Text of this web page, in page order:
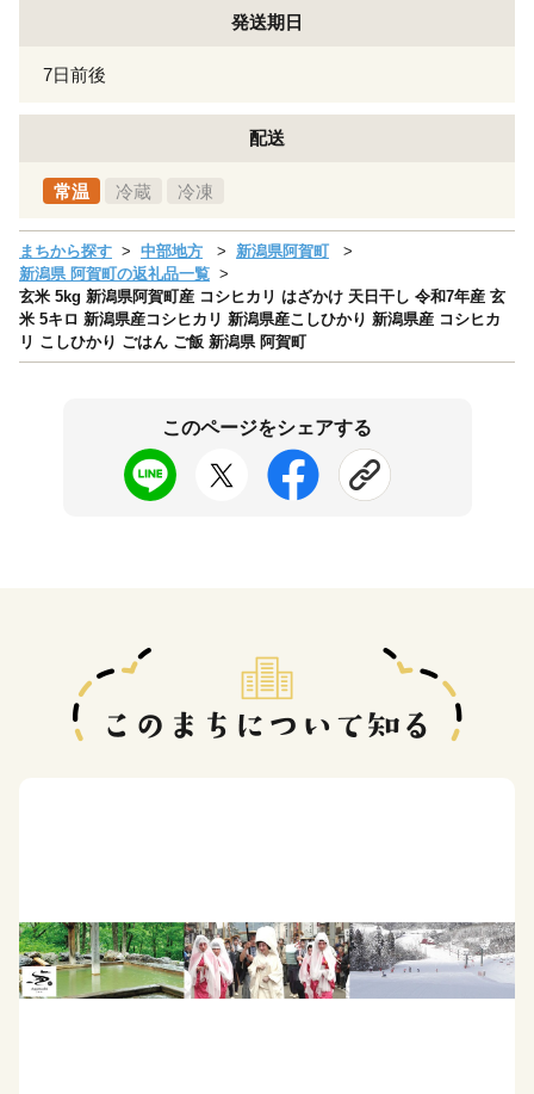
発送期日
7日前後
配送
常温 冷蔵 冷凍
まちから探す 中部地方
新潟県阿賀町
新潟県 阿賀町の返礼品一覧
玄米 5kg 新潟県阿賀町産 コシヒカリ はざかけ 天日干し 令和7年産 玄
米 5キロ 新潟県産コシヒカリ 新潟県産こしひかり 新潟県産 コシヒカ
リ こしひかり ごはん ご飯 新潟県 阿賀町
このページをシェアする